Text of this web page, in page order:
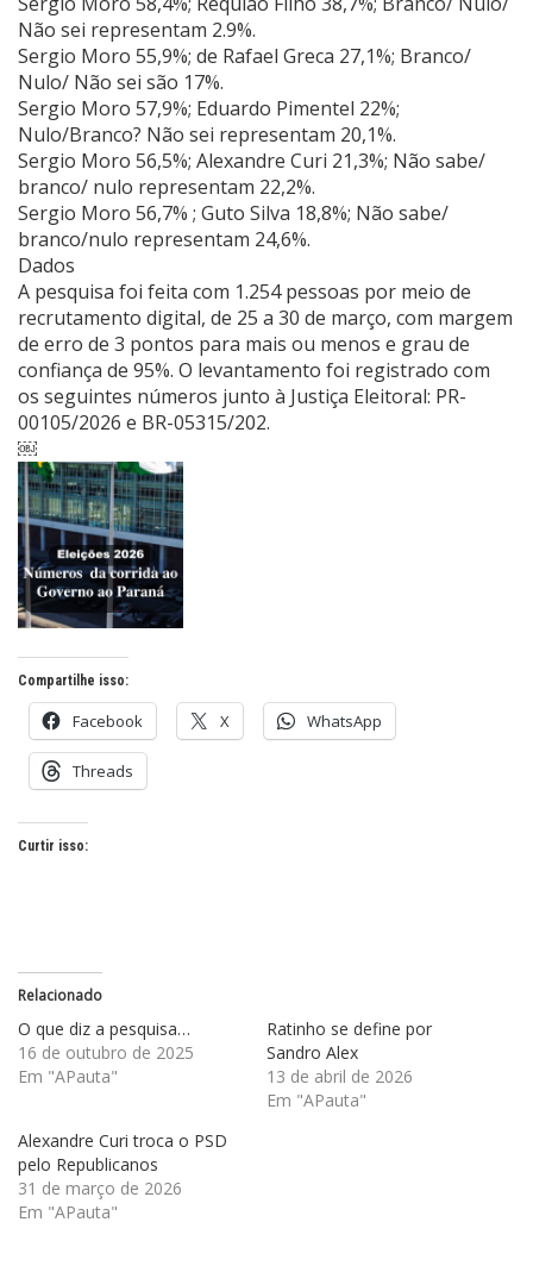
Não sei representam 2.9%.
Sergio Moro 55,9%; de Rafael Greca 27,1%; Branco/
Nulo/ Não sei são 17%.
Sergio Moro 57,9%; Eduardo Pimentel 22%;
Nulo/Branco? Não sei representam 20,1%.
Sergio Moro 56,5%; Alexandre Curi 21,3%; Não sabe/
branco/ nulo representam 22,2%.
Sergio Moro 56,7% ; Guto Silva 18,8%; Não sabe/
branco/nulo representam 24,6%.
Dados
A pesquisa foi feita com 1.254 pessoas por meio de
recrutamento digital, de 25 a 30 de março, com margem
de erro de 3 pontos para mais ou menos e grau de
confiança de 95%. O levantamento foi registrado com
os seguintes números junto à Justiça Eleitoral: PR-
00105/2026 e BR-05315/202.
￼
Compartilhe isso:
Facebook X WhatsApp
Threads
Curtir isso:
Relacionado
O que diz a pesquisa…
16 de outubro de 2025
Em "APauta"
Ratinho se define por
Sandro Alex
13 de abril de 2026
Em "APauta"
Alexandre Curi troca o PSD
pelo Republicanos
31 de março de 2026
Em "APauta"